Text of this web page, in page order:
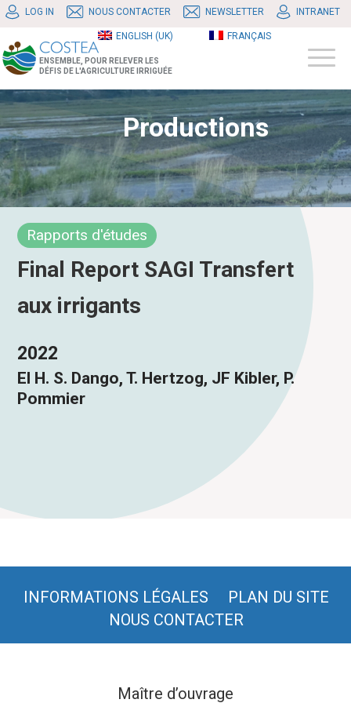
LOG IN NOUS CONTACTER NEWSLETTER INTRANET
ENGLISH (UK) FRANÇAIS
ENSEMBLE, POUR RELEVER LES
DÉFIS DE L'AGRICULTURE IRRIGUÉE
Productions
Rapports d'études
Final Report SAGI Transfert
aux irrigants
2022
El H. S. Dango, T. Hertzog, JF Kibler, P.
Pommier
INFORMATIONS LÉGALES
PLAN DU SITE
NOUS CONTACTER
Maître d’ouvrage